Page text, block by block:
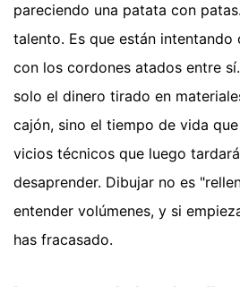
pareciendo una patata con
talento. Es que están intentando
con los cordones atados entre
solo el dinero tirado en
cajón, sino el tiempo de vida
vicios técnicos que luego
desaprender. Dibujar no es
entender volúmenes, y si
has fracasado.